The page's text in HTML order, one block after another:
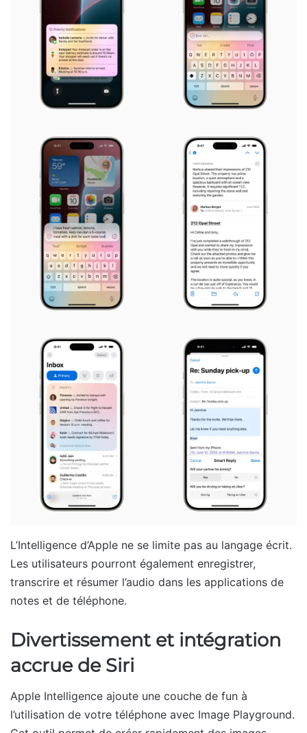
L’Intelligence d’Apple ne se limite pas au langage écrit.
Les utilisateurs pourront également enregistrer,
transcrire et résumer l’audio dans les applications de
notes et de téléphone.
Divertissement et intégration
accrue de Siri
Apple Intelligence ajoute une couche de fun à
l’utilisation de votre téléphone avec Image Playground.